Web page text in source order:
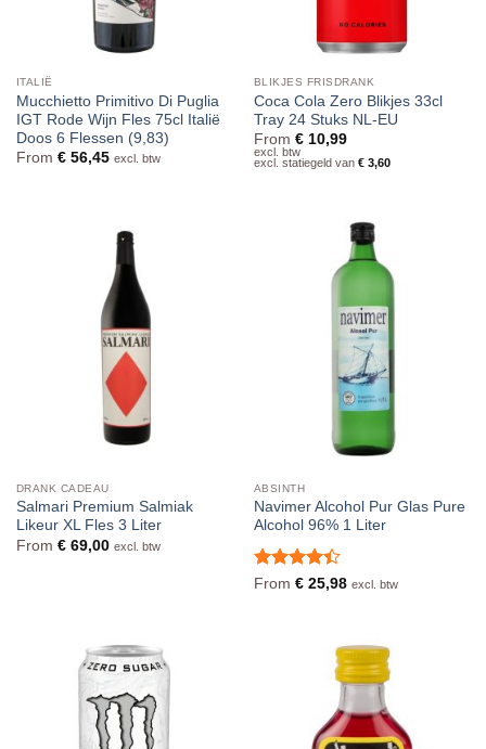
ITALIË
Mucchietto Primitivo Di Puglia
IGT Rode Wijn Fles 75cl Italië
Doos 6 Flessen (9,83)
From €56,45 excl. btw
BLIKJES FRISDRANK
Coca Cola Zero Blikjes 33cl
Tray 24 Stuks NL-EU
From €10,99
excl. btw
excl. statiegeld van €3,60
DRANK CADEAU
Salmari Premium Salmiak
Likeur XL Fles 3 Liter
From €69,00 excl. btw
ABSINTH
Navimer Alcohol Pur Glas Pure
Alcohol 96% 1 Liter
Waardering
From €25,98 excl. btw